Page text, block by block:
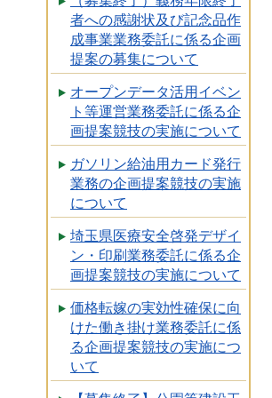
者への感謝状及び記念品作
成事業業務委託に係る企画
提案の募集について
オープンデータ活用イベン
ト等運営業務委託に係る企
画提案競技の実施について
ガソリン給油用カード発行
業務の企画提案競技の実施
について
埼玉県医療安全啓発デザイ
ン・印刷業務委託に係る企
画提案競技の実施について
価格転嫁の実効性確保に向
けた働き掛け業務委託に係
る企画提案競技の実施につ
いて